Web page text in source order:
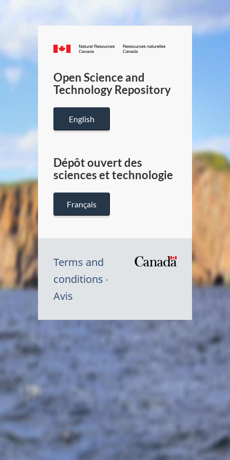
Canada.ca
/
Canada
Open Science and
Technology Repository
English
Dépôt ouvert des
sciences et technologie
Français
Terms and
conditions
Avis
Symbole
Canada